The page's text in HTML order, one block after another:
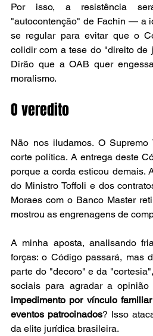
Por isso, a resistência
"autocontenção" de Fachin — a
se regular para evitar que o
colidir com a tese do "direito de
Dirão que a OAB quer
moralismo.
O veredito
Não nos iludamos. O
corte política. A entrega deste
porque a corda esticou demais.
do Ministro Toffoli e dos
Moraes com o Banco Master
mostrou as engrenagens de
A minha aposta, analisando
forças: o Código passará, mas
parte do "decoro" e da
impedimento por vínculo familiar
eventos patrocinados? Isso
da elite jurídica brasileira.